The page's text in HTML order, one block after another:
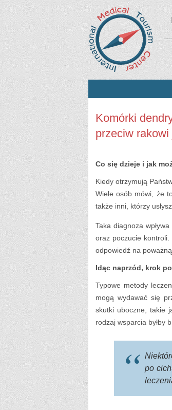
Komórki
przeciw
Co się dzieje i jak
Kiedy otrzymują
Wiele osób mówi, że
także inni, którzy
Taka diagnoza
oraz poczucie
odpowiedź na
Idąc naprzód, krok
Typowe metody
mogą wydawać się
skutki uboczne, takie
rodzaj wsparcia byłby
po